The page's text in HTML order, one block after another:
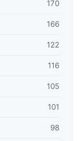
170
166
122
116
105
101
98